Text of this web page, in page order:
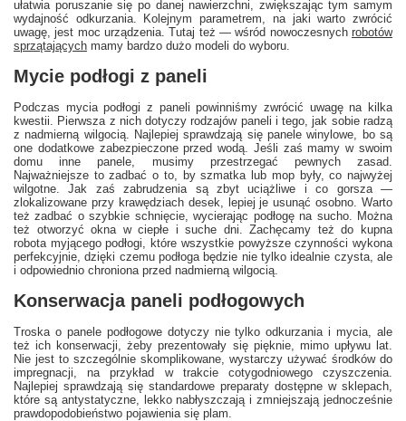
ułatwia poruszanie się po danej nawierzchni, zwiększając tym samym
wydajność odkurzania. Kolejnym parametrem, na jaki warto zwrócić
uwagę, jest moc urządzenia. Tutaj też — wśród nowoczesnych robotów
sprzątających mamy bardzo dużo modeli do wyboru.
Mycie podłogi z paneli
Podczas mycia podłogi z paneli powinniśmy zwrócić uwagę na kilka
kwestii. Pierwsza z nich dotyczy rodzajów paneli i tego, jak sobie radzą
z nadmierną wilgocią. Najlepiej sprawdzają się panele winylowe, bo są
one dodatkowe zabezpieczone przed wodą. Jeśli zaś mamy w swoim
domu inne panele, musimy przestrzegać pewnych zasad.
Najważniejsze to zadbać o to, by szmatka lub mop były, co najwyżej
wilgotne. Jak zaś zabrudzenia są zbyt uciążliwe i co gorsza —
zlokalizowane przy krawędziach desek, lepiej je usunąć osobno. Warto
też zadbać o szybkie schnięcie, wycierając podłogę na sucho. Można
też otworzyć okna w ciepłe i suche dni. Zachęcamy też do kupna
robota myjącego podłogi, które wszystkie powyższe czynności wykona
perfekcyjnie, dzięki czemu podłoga będzie nie tylko idealnie czysta, ale
i odpowiednio chroniona przed nadmierną wilgocią.
Konserwacja paneli podłogowych
Troska o panele podłogowe dotyczy nie tylko odkurzania i mycia, ale
też ich konserwacji, żeby prezentowały się pięknie, mimo upływu lat.
Nie jest to szczególnie skomplikowane, wystarczy używać środków do
impregnacji, na przykład w trakcie cotygodniowego czyszczenia.
Najlepiej sprawdzają się standardowe preparaty dostępne w sklepach,
które są antystatyczne, lekko nabłyszczają i zmniejszają jednocześnie
prawdopodobieństwo pojawienia się plam.